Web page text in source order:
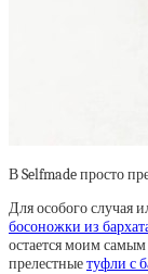
В Selfmade просто
Для особого случая
босоножки из
остается моим
прелестныетуфли с